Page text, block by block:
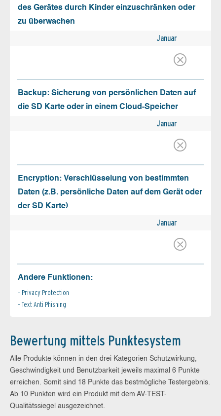
des Gerätes durch Kinder einzuschränken oder
zu überwachen
Januar
Backup: Sicherung von persönlichen Daten auf
die SD Karte oder in einem Cloud-Speicher
Januar
Encryption: Verschlüsselung von bestimmten
Daten (z.B. persönliche Daten auf dem Gerät oder
der SD Karte)
Januar
Andere Funktionen:
Privacy Protection
Text Anti Phishing
Bewertung mittels Punktesystem
Alle Produkte können in den drei Kategorien Schutzwirkung,
Geschwindigkeit und Benutzbarkeit jeweils maximal 6 Punkte
erreichen. Somit sind 18 Punkte das bestmögliche Testergebnis.
Ab 10 Punkten wird ein Produkt mit dem AV-TEST-
Qualitätssiegel ausgezeichnet.